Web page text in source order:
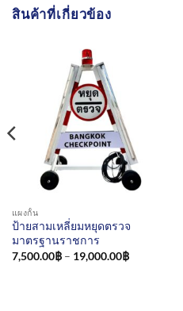
สินค้าที่เกี่ยวข้อง
แผงกั้น
ป้ายสามเหลี่ยมหยุดตรวจ
มาตรฐานราชการ
7,500.00฿ – 19,000.00฿Price